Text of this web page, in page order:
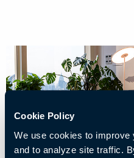
Cookie Policy
We use cookies to improve
and to analyze site traffic.